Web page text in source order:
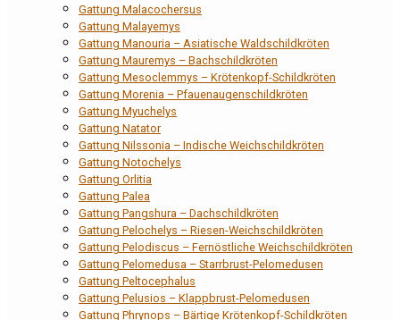
Gattung Malacochersus
Gattung Malayemys
Gattung Manouria – Asiatische Waldschildkröten
Gattung Mauremys – Bachschildkröten
Gattung Mesoclemmys – Krötenkopf-Schildkröten
Gattung Morenia – Pfauenaugenschildkröten
Gattung Myuchelys
Gattung Natator
Gattung Nilssonia – Indische Weichschildkröten
Gattung Notochelys
Gattung Orlitia
Gattung Palea
Gattung Pangshura – Dachschildkröten
Gattung Pelochelys – Riesen-Weichschildkröten
Gattung Pelodiscus – Fernöstliche Weichschildkröten
Gattung Pelomedusa – Starrbrust-Pelomedusen
Gattung Peltocephalus
Gattung Pelusios – Klappbrust-Pelomedusen
Gattung Phrynops – Bärtige Krötenkopf-Schildkröten